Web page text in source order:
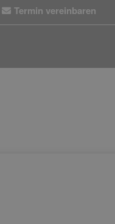
Termin vereinbaren